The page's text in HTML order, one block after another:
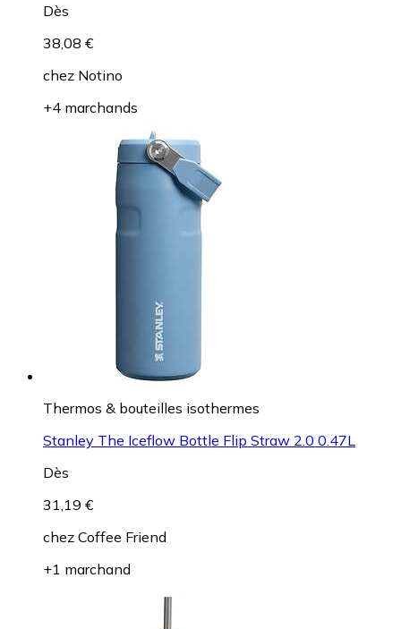
Dès
38,08 €
chez Notino
+4 marchands
Thermos & bouteilles isothermes
Stanley The Iceflow Bottle Flip Straw 2.0 0.47L
Dès
31,19 €
chez Coffee Friend
+1 marchand